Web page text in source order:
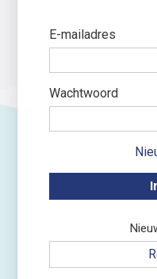
E-mailadres
Wachtwoord